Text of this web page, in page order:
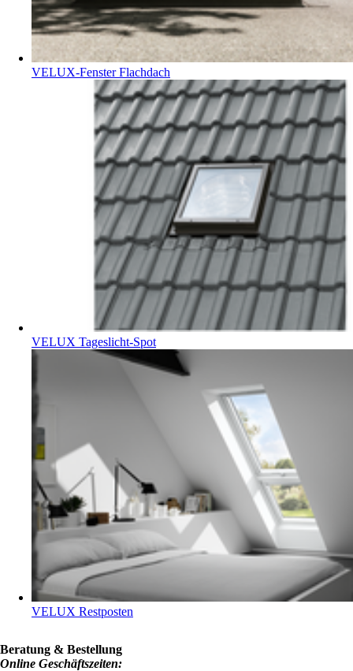
VELUX-Fenster Flachdach
VELUX Tageslicht-Spot
VELUX Restposten
Beratung & Bestellung
Online Geschäftszeiten: